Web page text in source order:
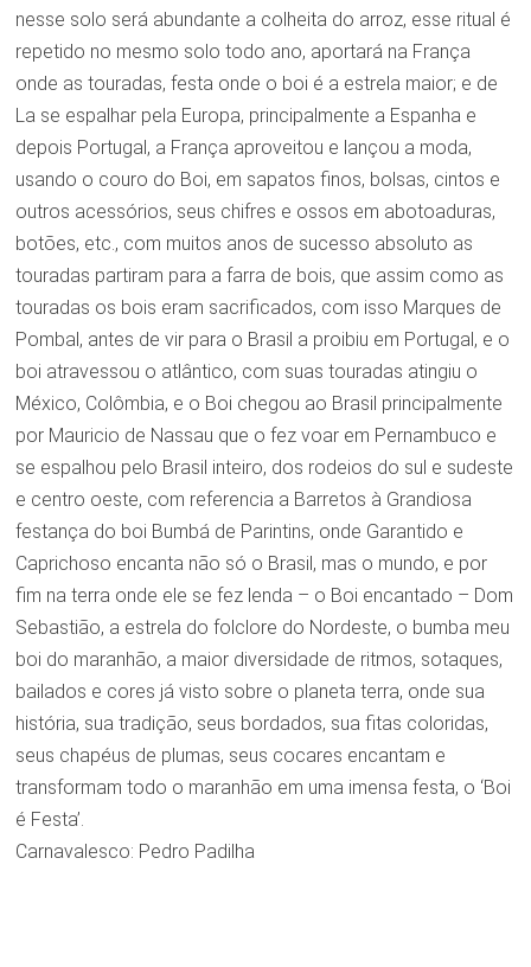
nesse solo será abundante a colheita do arroz, esse ritual é
repetido no mesmo solo todo ano, aportará na França
onde as touradas, festa onde o boi é a estrela maior; e de
La se espalhar pela Europa, principalmente a Espanha e
depois Portugal, a França aproveitou e lançou a moda,
usando o couro do Boi, em sapatos finos, bolsas, cintos e
outros acessórios, seus chifres e ossos em abotoaduras,
botões, etc., com muitos anos de sucesso absoluto as
touradas partiram para a farra de bois, que assim como as
touradas os bois eram sacrificados, com isso Marques de
Pombal, antes de vir para o Brasil a proibiu em Portugal, e o
boi atravessou o atlântico, com suas touradas atingiu o
México, Colômbia, e o Boi chegou ao Brasil principalmente
por Mauricio de Nassau que o fez voar em Pernambuco e
se espalhou pelo Brasil inteiro, dos rodeios do sul e sudeste
e centro oeste, com referencia a Barretos à Grandiosa
festança do boi Bumbá de Parintins, onde Garantido e
Caprichoso encanta não só o Brasil, mas o mundo, e por
fim na terra onde ele se fez lenda – o Boi encantado – Dom
Sebastião, a estrela do folclore do Nordeste, o bumba meu
boi do maranhão, a maior diversidade de ritmos, sotaques,
bailados e cores já visto sobre o planeta terra, onde sua
história, sua tradição, seus bordados, sua fitas coloridas,
seus chapéus de plumas, seus cocares encantam e
transformam todo o maranhão em uma imensa festa, o ‘Boi
é Festa’.
Carnavalesco: Pedro Padilha